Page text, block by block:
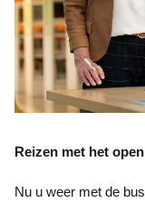
Reizen met het
Nu u weer met de